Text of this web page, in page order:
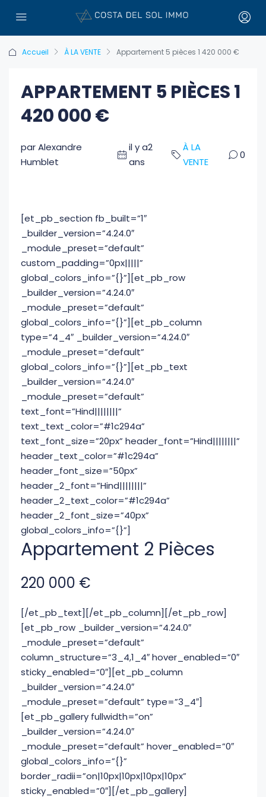
Accueil À LA VENTE Appartement 5 pièces 1 420 000 €
APPARTEMENT 5 PIÈCES 1
420 000 €
par Alexandre
Humblet
il y a2
ans
À LA
VENTE
0
[et_pb_section fb_built=”1″
_builder_version=”4.24.0″
_module_preset=”default”
custom_padding=”0px|||||”
global_colors_info=”{}”][et_pb_row
_builder_version=”4.24.0″
_module_preset=”default”
global_colors_info=”{}”][et_pb_column
type=”4_4″ _builder_version=”4.24.0″
_module_preset=”default”
global_colors_info=”{}”][et_pb_text
_builder_version=”4.24.0″
_module_preset=”default”
text_font=”Hind||||||||”
text_text_color=”#1c294a”
text_font_size=”20px” header_font=”Hind||||||||”
header_text_color=”#1c294a”
header_font_size=”50px”
header_2_font=”Hind||||||||”
header_2_text_color=”#1c294a”
header_2_font_size=”40px”
global_colors_info=”{}”]
Appartement 2 Pièces
220 000 €
[/et_pb_text][/et_pb_column][/et_pb_row]
[et_pb_row _builder_version=”4.24.0″
_module_preset=”default”
column_structure=”3_4,1_4″ hover_enabled=”0″
sticky_enabled=”0″][et_pb_column
_builder_version=”4.24.0″
_module_preset=”default” type=”3_4″]
[et_pb_gallery fullwidth=”on”
_builder_version=”4.24.0″
_module_preset=”default” hover_enabled=”0″
global_colors_info=”{}”
border_radii=”on|10px|10px|10px|10px”
sticky_enabled=”0″][/et_pb_gallery]